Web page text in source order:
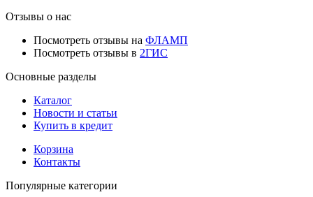
Отзывы о нас
Посмотреть отзывы на ФЛАМП
Посмотреть отзывы в 2ГИС
Основные разделы
Каталог
Новости и статьи
Купить в кредит
Корзина
Контакты
Популярные категории